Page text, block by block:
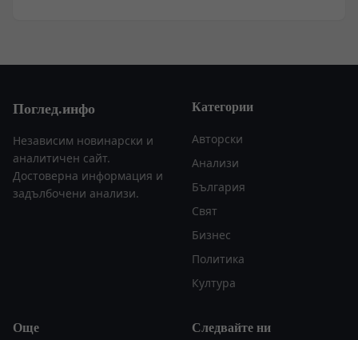
Поглед.инфо
Независим новинарски и
аналитичен сайт.
Достоверна информация и
задълбочени анализи.
Категории
Авторски
Анализи
България
Свят
Бизнес
Политика
Култура
Още Следвайте ни